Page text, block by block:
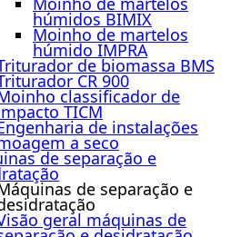
húmidos BIMIX
Moinho de martelos
húmido IMPRA
de biomassa BMS
CR 900
classificador de
TICM
de instalações
a seco
de separação e
de separação e
geral máquinas de